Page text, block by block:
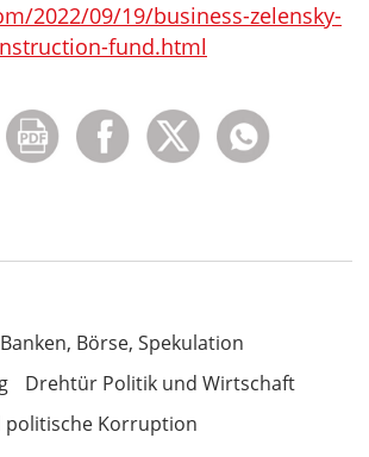
2022/09/19/business-zelensky-
fund.html
Banken, Börse, Spekulation
Drehtür Politik und Wirtschaft
politische Korruption